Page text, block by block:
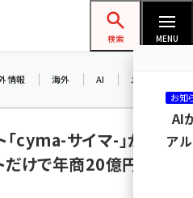
ップ担当者フォーラム
検索 MENU
情報 海外 AI メタバース
cyma-サイマ-」が独
けで年商20億円を達
お知
AI
ア